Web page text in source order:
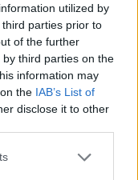
utilized by
parties prior to
of the further
third parties on the
information may
the IAB’s List of
disclose it to other
Maandagavond kon
is de situatie niet
lopen. Nu pijn